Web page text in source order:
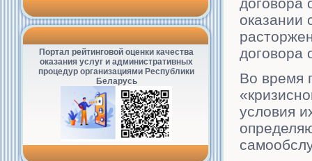
Портал рейтинговой оценки качества
оказания услуг и административных
процедур организациями Республики
Беларусь
оказании
договора
Во время
условия